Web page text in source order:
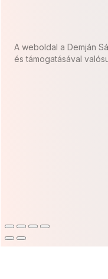
A weboldal a Demján
és támogatásával